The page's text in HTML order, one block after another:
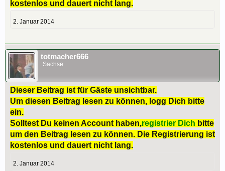
kostenlos und dauert nicht lang.
2. Januar 2014
totmacher666
Sachse
Dieser Beitrag ist für Gäste unsichtbar.
Um diesen Beitrag lesen zu können, logg Dich bitte
ein.
Solltest Du keinen Account haben,registrier Dich bitte
um den Beitrag lesen zu können. Die Registrierung ist
kostenlos und dauert nicht lang.
2. Januar 2014